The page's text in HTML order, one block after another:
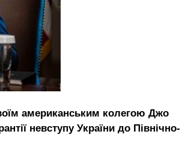
американським колегою Джо
невступу України до Північно-